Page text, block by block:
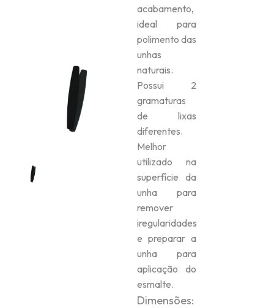
acabamento,
ideal para
polimento das
unhas
naturais.
Possui 2
gramaturas
de lixas
diferentes.
Melhor
utilizado na
superfície da
unha para
remover
iregularidades
e preparar a
unha para
aplicação do
esmalte.
Dimensões: